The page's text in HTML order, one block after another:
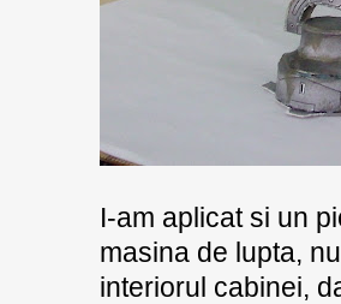
I-am aplicat si un
masina de lupta,
interiorul cabinei,